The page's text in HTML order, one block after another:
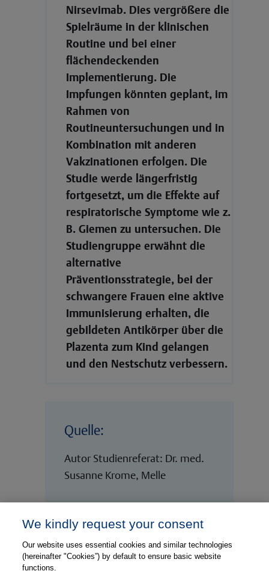
Nirsevimab. Dies vergrößere die
Spielräume in der klinischen
Routine und bei einer
flächendeckenden
Implementierung. Die
Impfungen könnten geplant, im
Rahmen von
Routineuntersuchungen und in
Kombination mit anderen
Vakzinationen erfolgen. Die
Studie werde längerfristig
fortgesetzt, um die Effekte auf
respiratorische Symptome wie z.
B. Giemen zu untersuchen. Die
Studiengruppe erwähnt die
alternative
Präventionsstrategie, bei der
schwangere Frauen eine aktive
Immunisierung erhalten, die
gebildeten Antikörper über die
Plazenta zum Kind gelangen
und den Nestschutz verbessern.
Quelle:
Autor Studienreferat: Dr. med.
Susanne Krome, Melle
We kindly request your consent
Our website uses essential cookies and similar technologies
(hereinafter "Cookies”) by default to ensure basic website
functions.